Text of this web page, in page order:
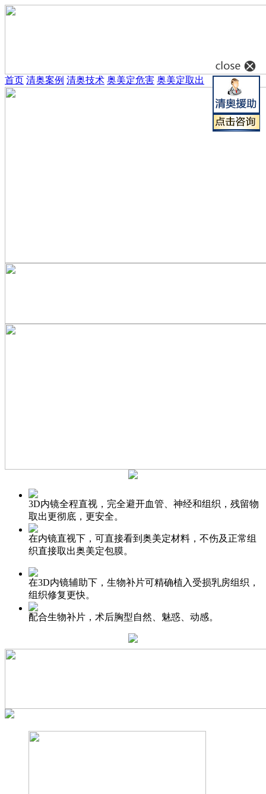
首页 清奥案例 清奥技术 奥美定危害 奥美定取出
3D内镜全程直视，完全避开血管、神经和组织，残留物
取出更彻底，更安全。
在内镜直视下，可直接看到奥美定材料，不伤及正常组
织直接取出奥美定包膜。
在3D内镜辅助下，生物补片可精确植入受损乳房组织，
组织修复更快。
配合生物补片，术后胸型自然、魅惑、动感。